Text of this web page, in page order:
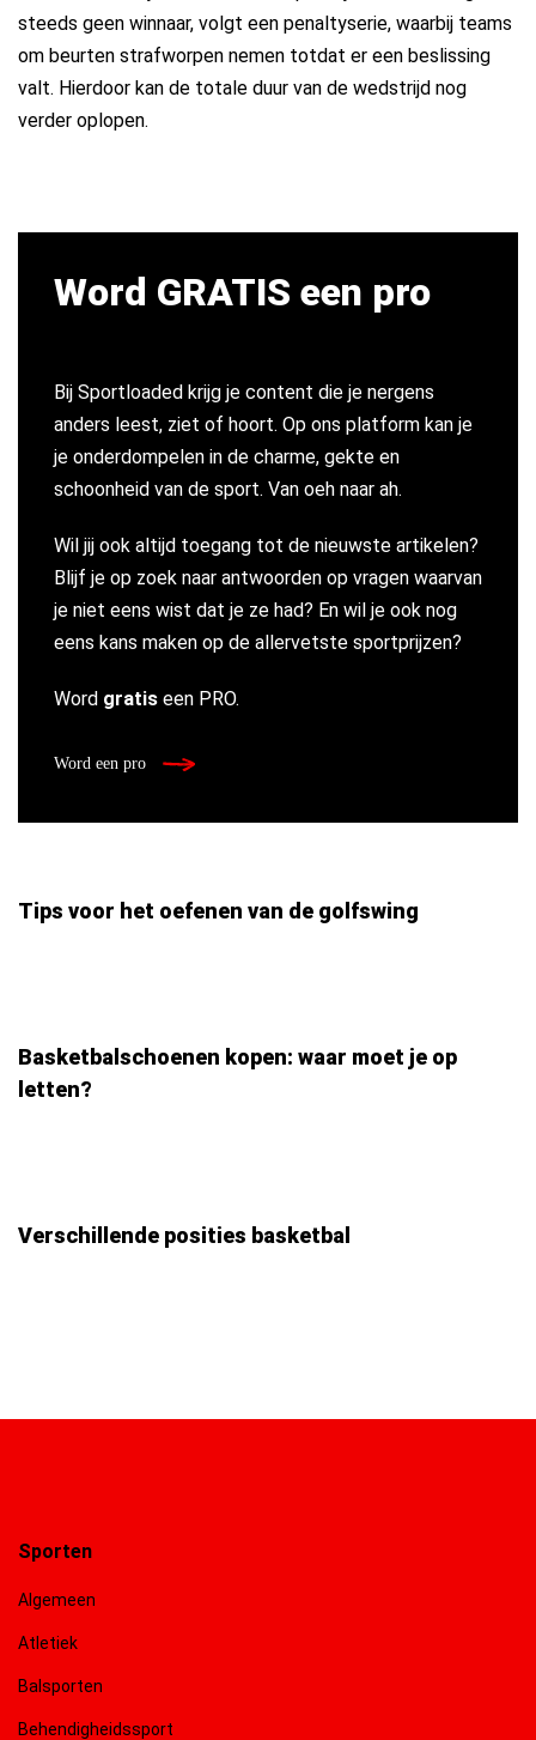
steeds geen winnaar, volgt een penaltyserie, waarbij teams
om beurten strafworpen nemen totdat er een beslissing
valt. Hierdoor kan de totale duur van de wedstrijd nog
verder oplopen.
Word GRATIS een pro
Bij Sportloaded krijg je content die je nergens
anders leest, ziet of hoort. Op ons platform kan je
je onderdompelen in de charme, gekte en
schoonheid van de sport. Van oeh naar ah.
Wil jij ook altijd toegang tot de nieuwste artikelen?
Blijf je op zoek naar antwoorden op vragen waarvan
je niet eens wist dat je ze had? En wil je ook nog
eens kans maken op de allervetste sportprijzen?
Word gratis een PRO.
Word een pro
Tips voor het oefenen van de golfswing
Basketbalschoenen kopen: waar moet je op
letten?
Verschillende posities basketbal
Sporten
Algemeen
Atletiek
Balsporten
Behendigheidssport